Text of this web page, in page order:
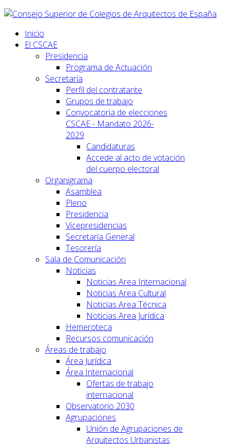
Inicio
El CSCAE
Presidencia
Programa de Actuación
Secretaría
Perfil del contratante
Grupos de trabajo
Convocatoria de elecciones
CSCAE - Mandato 2026-
2029
Candidaturas
Accede al acto de votación
del cuerpo electoral
Organigrama
Asamblea
Pleno
Presidencia
Vicepresidencias
Secretaría General
Tesorería
Sala de Comunicación
Noticias
Noticias Area Internacional
Noticias Area Cultural
Noticias Area Técnica
Noticias Area Jurídica
Hemeroteca
Recursos comunicación
Áreas de trabajo
Área Jurídica
Área Internacional
Ofertas de trabajo
internacional
Observatorio 2030
Agrupaciones
Unión de Agrupaciones de
Arquitectos Urbanistas